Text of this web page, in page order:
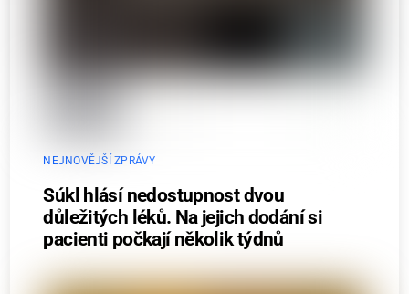
NEJNOVĚJŠÍ ZPRÁVY
Súkl hlásí nedostupnost dvou
důležitých léků. Na jejich dodání si
pacienti počkají několik týdnů